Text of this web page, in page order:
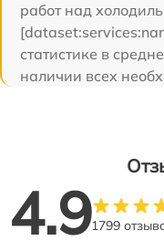
работ над
статистике в
наличии всех
4.91799